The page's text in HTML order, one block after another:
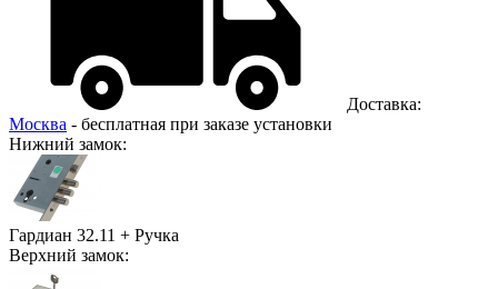
Доставка:
Москва - бесплатная при заказе установки
Нижний замок:
Гардиан 32.11 + Ручка
Верхний замок: